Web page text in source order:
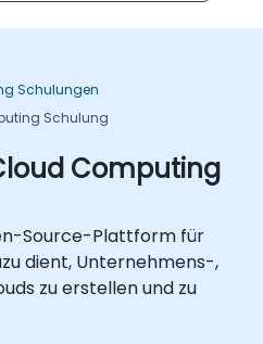
Schulungen
Schulung
Computing
Source-Plattform für
dient, Unternehmens-,
zu erstellen und zu